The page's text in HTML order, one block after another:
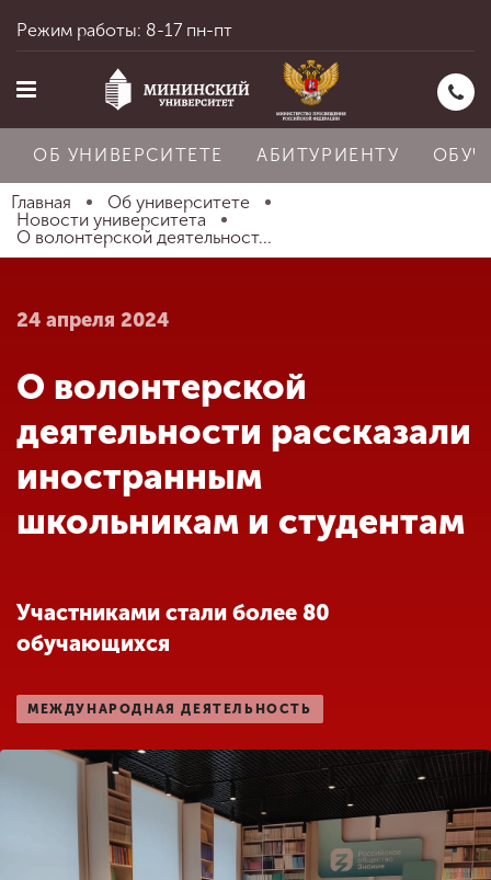
Главная
Абитуриенту
Обучение
Международная
Другие виды
деятельности
Студенческая жизнь
Режим работы: 8-17 пн-пт
ОБ УНИВЕРСИТЕТЕ АБИТУРИЕНТУ
Главная
Об университете
Новости университета
О волонтерской деятельност...
24 апреля 2024
О волонтерской
деятельности рассказали
иностранным
школьникам и студентам
Участниками стали более 80
обучающихся
МЕЖДУНАРОДНАЯ ДЕЯТЕЛЬНОСТЬ